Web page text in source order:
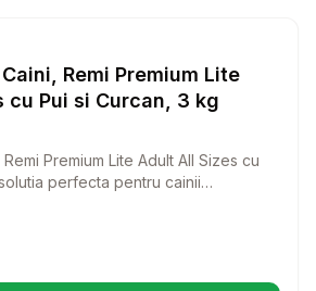
Hrana Uscata Caini
Remi Premium Lite
cu Pui si Curcan, 3 kg
Premium Lite Adult All Sizes cu
perfecta pentru cainii
aceasta hrana le va oferi